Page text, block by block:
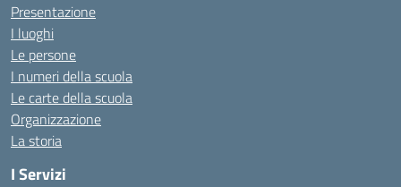
Presentazione
I luoghi
Le persone
I numeri della scuola
Le carte della scuola
Organizzazione
La storia
I Servizi